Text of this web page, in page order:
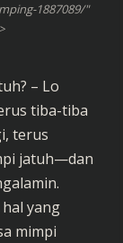
1887089/"
– Lo
tiba-tiba
terus
jatuh—dan
yang
mimpi